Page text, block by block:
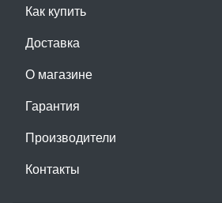
Как купить
Доставка
О магазине
Гарантия
Производители
Контакты